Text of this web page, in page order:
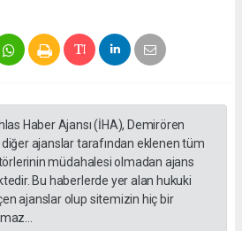
Haber Ajansı (İHA), Demirören
diğer ajanslar tarafından eklenen tüm
müdahalesi olmadan ajans
Bu haberlerde yer alan hukuki
ajanslar olup sitemizin hiç bir